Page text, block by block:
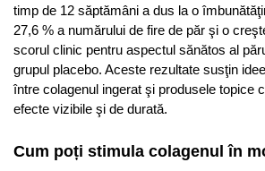
timp de 12 săptămâni a dus la o
27,6 % a numărului de fire de păr şi o
scorul clinic pentru aspectul sănătos al
grupul placebo. Aceste rezultate susţin
între colagenul ingerat şi produsele topice
efecte vizibile şi de durată.
Cum poți stimula colagenul în